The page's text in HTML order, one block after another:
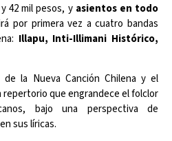
42 mil pesos, y asientos en todo
por primera vez a cuatro bandas
Illapu, Inti-Illimani Histórico,
de la Nueva Canción Chilena y el
que engrandece el folclor
bajo una perspectiva de
sus líricas.